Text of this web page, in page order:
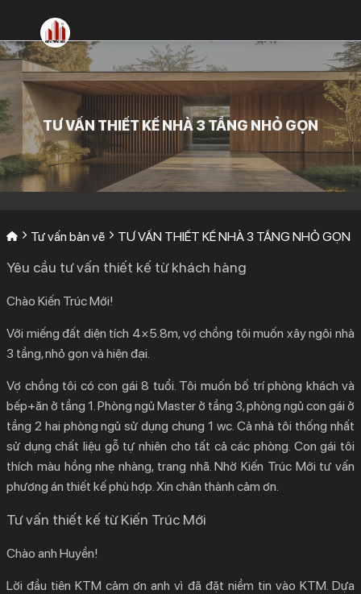
nội
dung
TƯ VẤN THIẾT KẾ NHÀ 3 TẦNG NHỎ GỌN
Tư vấn bản vẽ TƯ VẤN THIẾT KẾ NHÀ 3 TẦNG NHỎ GỌN
Yêu cầu tư vấn thiết kế từ khách hàng
Chào Kiến Trúc Mới!
Với miếng đất diện tích 4×5.8m, vợ chồng tôi muốn xây ngôi nhà
3 tầng, nhỏ gọn và hiện đại.
Vợ chồng tôi có con gái 8 tuổi. Tôi muốn bố trí phòng khách và
bếp+ăn ở tầng 1. Phòng ngủ Master ở tầng 3, phòng ngủ con gái ở
tầng 2 hai phòng ngủ sử dụng chung 1 wc. Cả nhà tôi thống nhất
sử dụng chất liệu gỗ tự nhiên cho tất cả các phòng. Con gái tôi
thích màu hồng nhẹ nhàng, trang nhã. Nhờ Kiến Trúc Mới tư vấn
phương án thiết kế phù hợp. Xin chân thành cảm ơn.
Tư vấn thiết kế từ Kiến Trúc Mới
Chào anh Huyền!
Lời đầu tiên KTM cảm ơn anh vì đã đặt niềm tin vào KTM. Dựa